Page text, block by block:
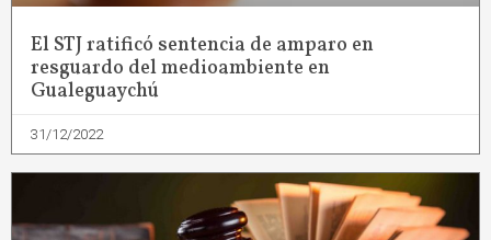
El STJ ratificó sentencia de amparo en
resguardo del medioambiente en
Gualeguaychú
31/12/2022